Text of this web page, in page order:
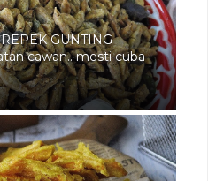
GUNTING
cawan.. mesti cuba